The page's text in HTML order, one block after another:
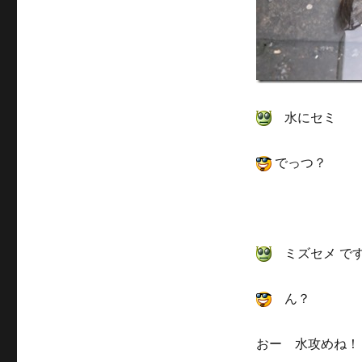
水にセミ
でっつ？
ミズセメ で
ん？
おー 水攻めね！